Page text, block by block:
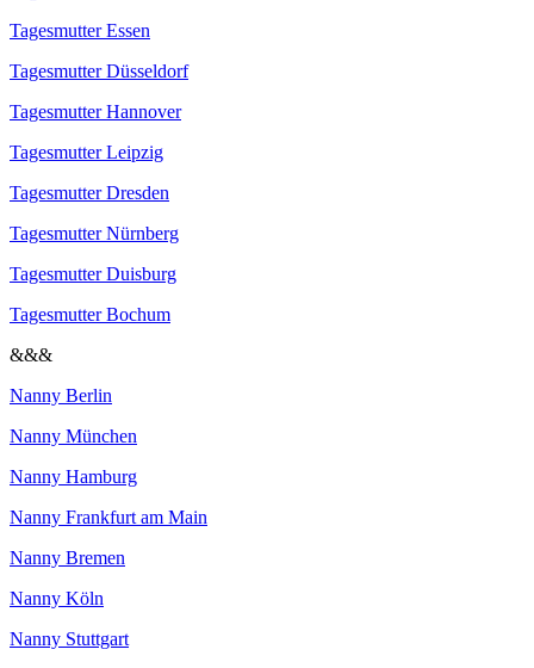
Tagesmutter Essen
Tagesmutter Düsseldorf
Tagesmutter Hannover
Tagesmutter Leipzig
Tagesmutter Dresden
Tagesmutter Nürnberg
Tagesmutter Duisburg
Tagesmutter Bochum
&&&
Nanny Berlin
Nanny München
Nanny Hamburg
Nanny Frankfurt am Main
Nanny Bremen
Nanny Köln
Nanny Stuttgart